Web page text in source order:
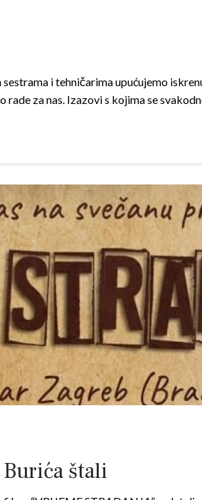
i tehničarima upućujemo
za nas. Izazovi s kojima se
štali